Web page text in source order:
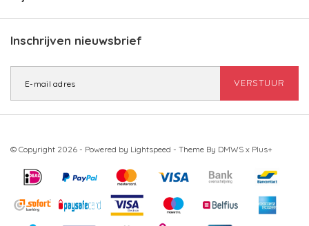
Inschrijven nieuwsbrief
VERSTUUR
© Copyright 2026 - Powered by Lightspeed - Theme By DMWS x Plus+